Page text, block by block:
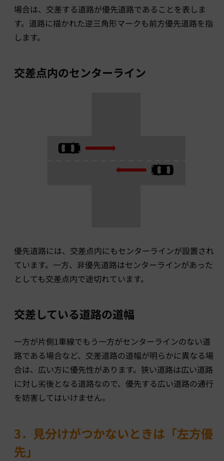
場合は、交差する道路が優先道路であることを表しま
す。道路に描かれた逆三角形マークも前方優先道路を指
します。
交差点内のセンターライン
優先道路には、交差点内にもセンターラインが設置され
ています。一方、非優先道路はセンターラインがあった
としても交差点内で途切れています。
交差している道路の道幅
一方が片側1車線でもう一方がセンターラインのない道
路である場合など、交差道路の道幅が明らかに異なる場
合は、広い方に優先性があります。狭い道路は広い道路
に対し劣後となる道路なので、優先する広い道路の通行
を妨害してはいけません。
3．見分けがつかないときは「左方優
先」